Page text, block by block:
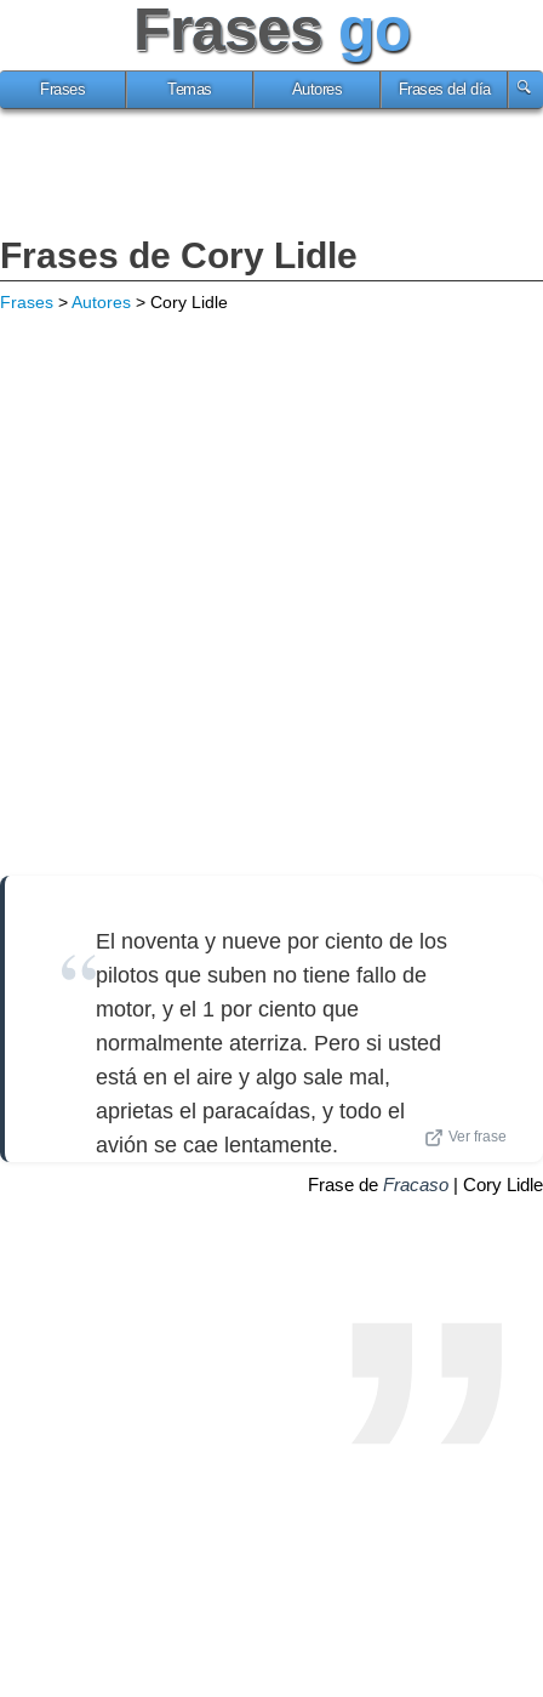
Frases go
Frases Temas Autores Frases del día
Frases de Cory Lidle
Frases >Autores > Cory Lidle
El noventa y nueve por ciento de los
pilotos que suben no tiene fallo de
motor, y el 1 por ciento que
normalmente aterriza. Pero si usted
está en el aire y algo sale mal,
aprietas el paracaídas, y todo el
avión se cae lentamente.
Ver frase
Frase de Fracaso | Cory Lidle